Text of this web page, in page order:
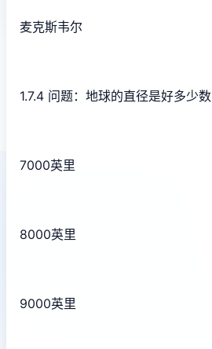
麦克斯韦尔
1.7.4 问题：地球的直径是好多少数
7000英里
8000英里
9000英里